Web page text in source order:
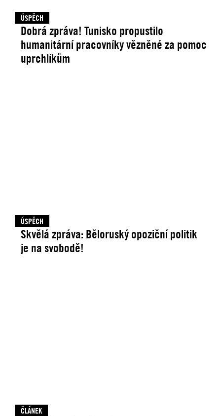
ÚSPĚCH
Dobrá zpráva! Tunisko propustilo
humanitární pracovníky vězněné za pomoc
uprchlíkům
ÚSPĚCH
Skvělá zpráva: Běloruský opoziční politik
je na svobodě!
ČLÁNEK